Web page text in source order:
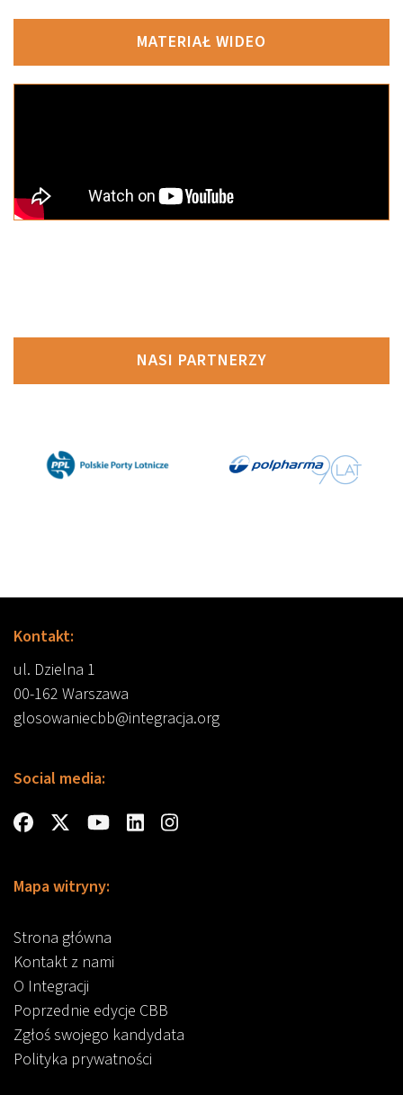
MATERIAŁ WIDEO
NASI PARTNERZY
Kontakt:
ul. Dzielna 1
00-162 Warszawa
glosowaniecbb@integracja.org
Social media:
Mapa witryny:
Strona główna
Kontakt z nami
O Integracji
Poprzednie edycje CBB
Zgłoś swojego kandydata
Polityka prywatności